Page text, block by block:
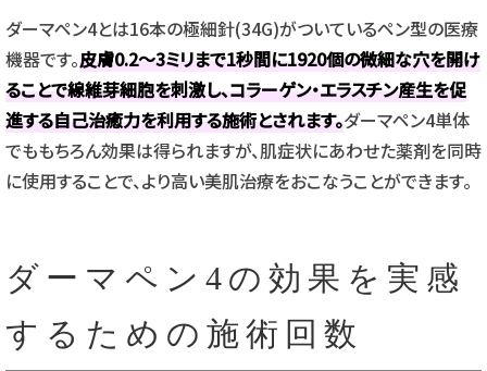
ダーマペン4とは16本の極細針(34G)がついているペン型の医療
機器です。皮膚0.2〜3ミリまで1秒間に1920個の微細な穴を開け
ることで線維芽細胞を刺激し、コラーゲン・エラスチン産生を促
進する自己治癒力を利用する施術とされます。ダーマペン4単体
でももちろん効果は得られますが、肌症状にあわせた薬剤を同時
に使用することで、より高い美肌治療をおこなうことができます。
ダーマペン4の効果を実感
するための施術回数